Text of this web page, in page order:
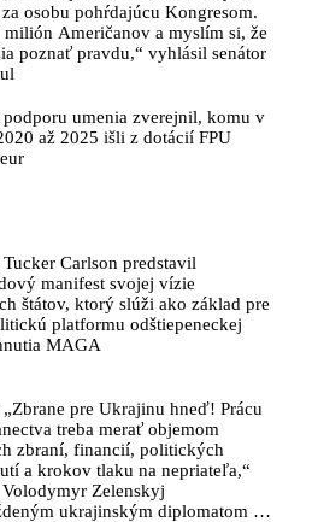
osobu pohŕdajúcu Kongresom.
milión Američanov a myslím si, že
poznať pravdu,“ vyhlásil senátor
podporu umenia zverejnil, komu v
až 2025 išli z dotácií FPU
Carlson predstavil
manifest svojej vízie
štátov, ktorý slúži ako základ pre
platformu odštiepeneckej
MAGA
pre Ukrajinu hneď! Prácu
treba merať objemom
zbraní, financií, politických
a krokov tlaku na nepriateľa,“
Zelenskyj
ukrajinským diplomatom v